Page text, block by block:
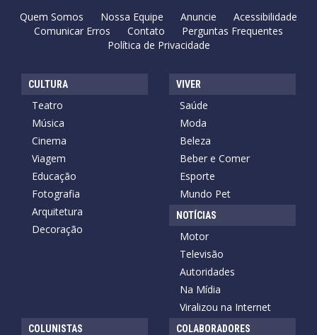
Quem Somos Nossa Equipe Anuncie
Acessibilidade
Comunicar Erros
Contato
Perguntas Frequentes
Política de Privacidade
CULTURA
Teatro
Música
Cinema
Viagem
Educação
Fotografia
Arquitetura
Decoração
VIVER
Saúde
Moda
Beleza
Beber e Comer
Esporte
Mundo Pet
NOTÍCIAS
Motor
Televisão
Autoridades
Na Mídia
Viralizou na Internet
COLUNISTAS COLABORADORES